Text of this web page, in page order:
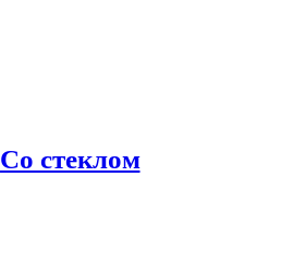
Со стеклом